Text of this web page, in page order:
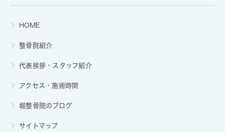
HOME
整骨院紹介
代表挨拶・スタッフ紹介
アクセス・施術時間
堀整骨院のブログ
サイトマップ